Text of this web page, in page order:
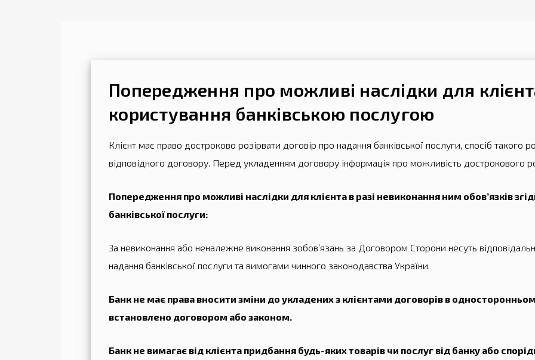
Попередження про можливі наслідки для
користування банківською послугою
Клієнт має право достроково розірвати договір про надання банківської послуги, спосіб такого
відповідного договору. Перед укладенням договору інформація про можливість дострокового
Попередження про можливі наслідки для клієнта в разі невиконання ним обов’язків
банківської послуги:
За невиконання або неналежне виконання зобов’язань за Договором Сторони несуть
надання банківської послуги та вимогами чинного законодавства України.
Банк не має права вносити зміни до укладених з клієнтами договорів в
встановлено договором або законом.
Банк не вимагає від клієнта придбання будь-яких товарів чи послуг від банку або